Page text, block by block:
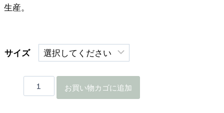
生産。
サイズ
Collar
お買い物カゴに追加